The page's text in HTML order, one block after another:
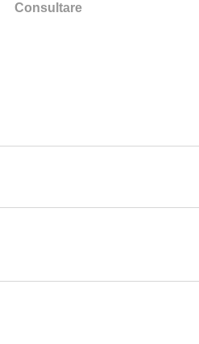
Consultare